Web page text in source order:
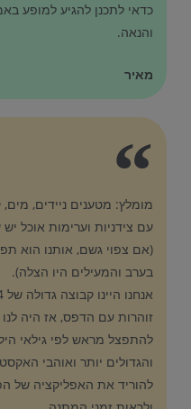
כדאי לתכנן להגיע למופע
והנאה.
מאיר
מומלץ: מטענים ניידים,
עם צידניות וערימות אוכל
(אם צפוי גשם, אותנו הוא
בערב והמעילים היו הצלה).
זוהרות עם הדפס, אז היה
להתפצל מראש לפי גילאי
והגדולים יותר ואוהבי
להוריד את האפליקציה של